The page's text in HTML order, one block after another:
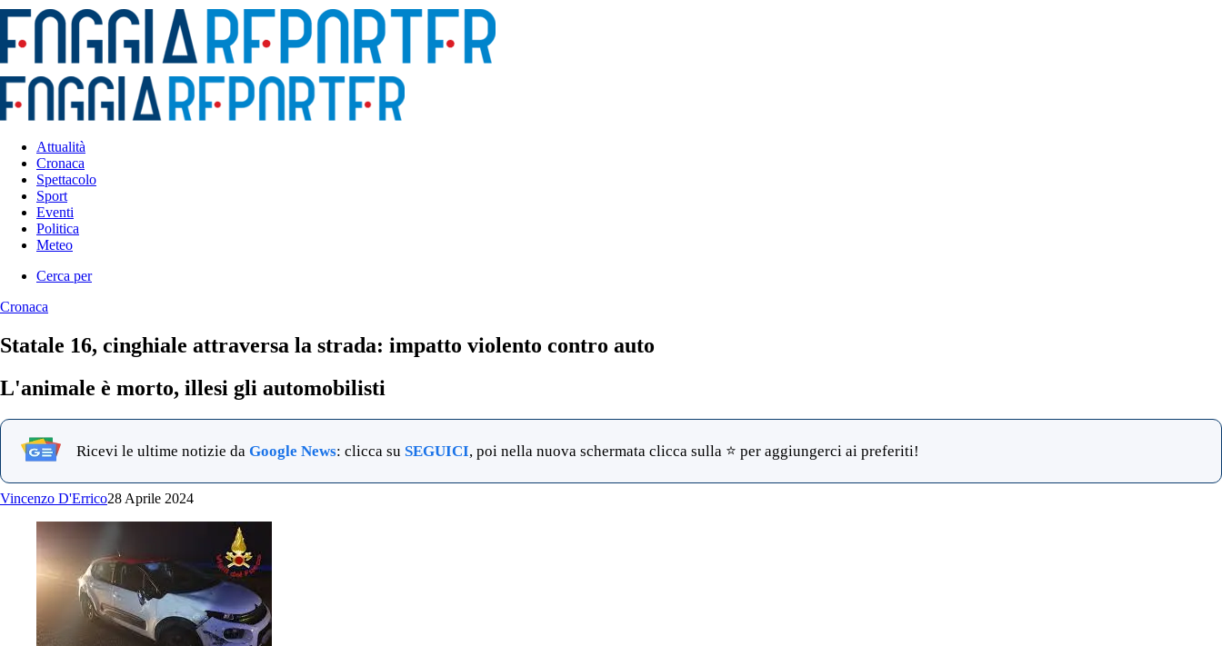
Attualità
Cronaca
Spettacolo
Sport
Eventi
Politica
Meteo
Cerca per
Cronaca
Statale 16, cinghiale attraversa la strada: impatto violento contro auto
L'animale è morto, illesi gli automobilisti
Ricevi le ultime notizie da Google News: clicca su SEGUICI, poi nella nuova schermata clicca sulla ⭐ per aggiungerci ai preferiti!
Vincenzo D'Errico28 Aprile 2024